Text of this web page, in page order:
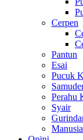
Cerpen
Pantun
Esai
Pucuk
Perahu
Syair